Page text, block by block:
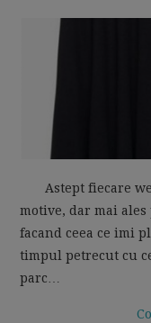
Astept fiecare
motive, dar mai
facand ceea ce imi
timpul petrecut cu
parc…